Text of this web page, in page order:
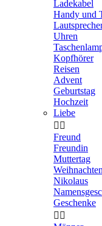
Ladekabel
Handy und
Uhren
Kopfhörer
Reisen
Advent
Geburtstag
Hochzeit
Liebe
 
Freund
Freundin
Muttertag
Weihnachten
Nikolaus
Geschenke
 